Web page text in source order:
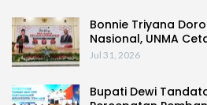
Bonnie Triyana
Nasional, UNMA
Jul 31, 2026
Bupati Dewi